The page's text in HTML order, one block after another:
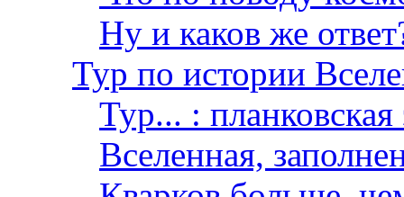
Ну и каков же
Тур по истории
Тур... :
Вселенная,